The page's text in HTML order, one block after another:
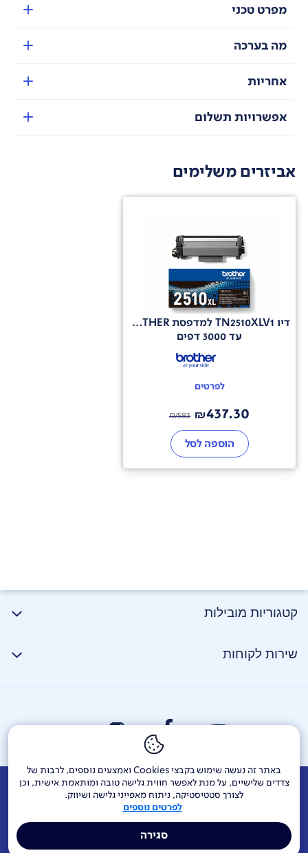
באתר זה נעשה שימוש בקבצי Cookies ואמצעים נוספים, לרבות של
צדדים שלישיים, על מנת לאפשר חווית גלישה טובה ומותאמת אישית, וכן
לצורך סטטיסטיקה, ניתוח מאפייני גלישה ושיווק.
לפרטים נוספים
סגירה
מפרט טכני
מה בערכה
אחריות
אפשרויות תשלום
אביזרים משלימים
דיו TN2510XLV1 למדפסת BROTHER
עד 3000 דפים
לפרטים
437.30
₪
583
₪
הוספה לסל
קטגוריות מובילות
שירות לקוחות
אודות דרושים צור קשר Investor Relations
הודעות חברה
מוקדי שירות ופניות ציבור
144 בזק בינלאומי
אתר הרכש